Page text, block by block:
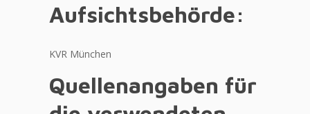
Aufsichtsbehörde:
KVR München
Quellenangaben für